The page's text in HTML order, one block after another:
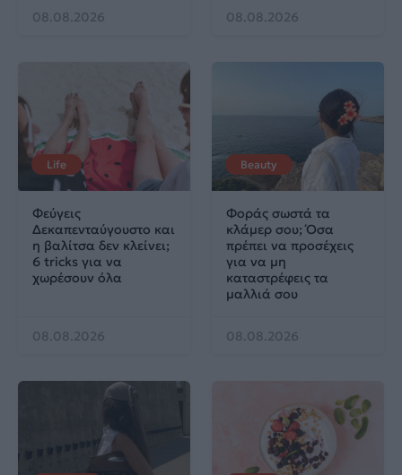
08.08.2026 08.08.2026
Life
Φεύγεις
Δεκαπενταύγουστο και
η βαλίτσα δεν κλείνει;
6 tricks για να
χωρέσουν όλα
08.08.2026
Beauty
Φοράς σωστά τα
κλάμερ σου; Όσα
πρέπει να προσέχεις
για να μη
καταστρέφεις τα
μαλλιά σου
08.08.2026